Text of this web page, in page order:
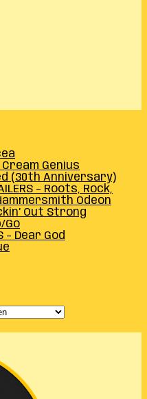
Cream Genius
(30th Anniversary)
– Roots, Rock,
Odeon
Out Strong
Go
– Dear God